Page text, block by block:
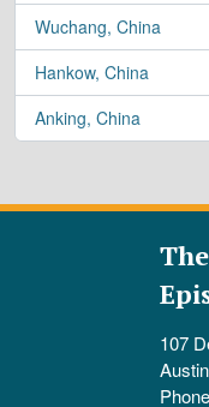
Wuchang, China
, 1 resultados
Hankow, China
, 1 resultados
Anking, China
, 1 resultados
107